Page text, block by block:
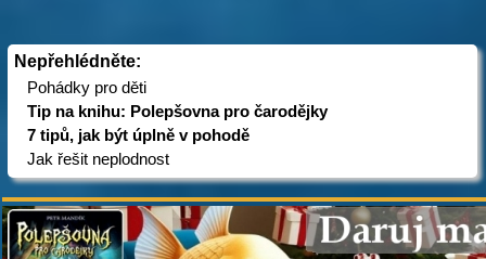
Nepřehlédněte:
Pohádky pro děti
Tip na knihu: Polepšovna pro čarodějky
7 tipů, jak být úplně v pohodě
Jak řešit neplodnost